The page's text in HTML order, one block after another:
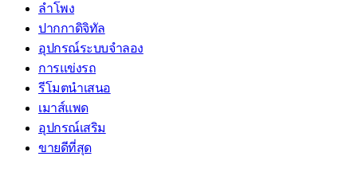
ลำโพง
ปากกาดิจิทัล
อุปกรณ์ระบบจำลอง
การแข่งรถ
รีโมตนำเสนอ
เมาส์แพด
อุปกรณ์เสริม
ขายดีที่สุด